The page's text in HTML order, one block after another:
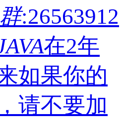
群:26563912
在2年
如果你的
请不要加